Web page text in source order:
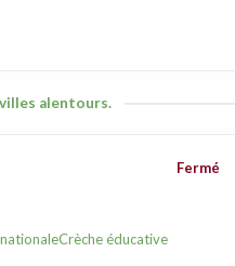
alentours.
Crèche éducative
Fermé